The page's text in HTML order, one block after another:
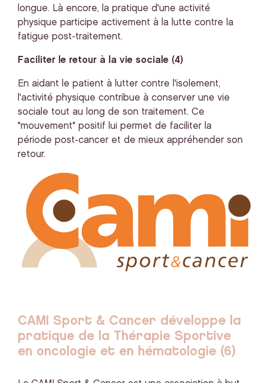
longue. Là encore, la pratique d'une activité
physique participe activement à la lutte contre la
fatigue post-traitement.
Faciliter le retour à la vie sociale (4)
En aidant le patient à lutter contre l'isolement,
l'activité physique contribue à conserver une vie
sociale tout au long de son traitement. Ce
"mouvement" positif lui permet de faciliter la
période post-cancer et de mieux appréhender son
retour.
CAMI Sport & Cancer développe la
pratique de la Thérapie Sportive
en oncologie et en hématologie (6)